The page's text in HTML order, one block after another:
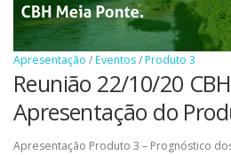
Apresentação /Eventos/Produto 3
Reunião 22/10/20
Apresentação do
Apresentação Produto 3 – Prognóstico